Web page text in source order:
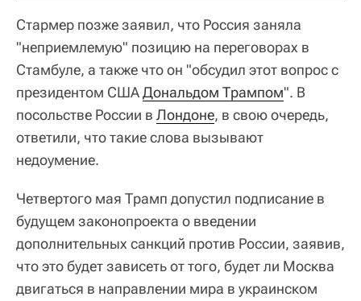
Стармер позже заявил, что Россия заняла
"неприемлемую" позицию на переговорах в
Стамбуле, а также что он "обсудил этот вопрос с
президентом СШАДональдом Трампом". В
посольстве России в Лондоне, в свою очередь,
ответили, что такие слова вызывают
недоумение.
Четвертого мая Трамп допустил подписание в
будущем законопроекта о введении
дополнительных санкций против России, заявив,
что это будет зависеть от того, будет ли Москва
двигаться в направлении мира в украинском